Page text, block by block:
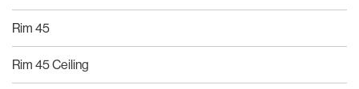
Rim 45
Rim 45 Ceiling